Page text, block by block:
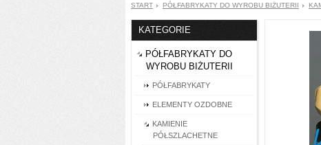
START PÓŁFABRYKATY DO WYROBU BIŻUTERII
KATEGORIE
PÓŁFABRYKATY DO
WYROBU BIŻUTERII
PÓŁFABRYKATY
ELEMENTY OZDOBNE
KAMIENIE
PÓŁSZLACHETNE